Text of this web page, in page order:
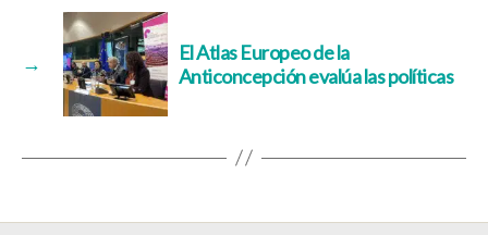
→
El Atlas Europeo de la
Anticoncepción evalúa las políticas